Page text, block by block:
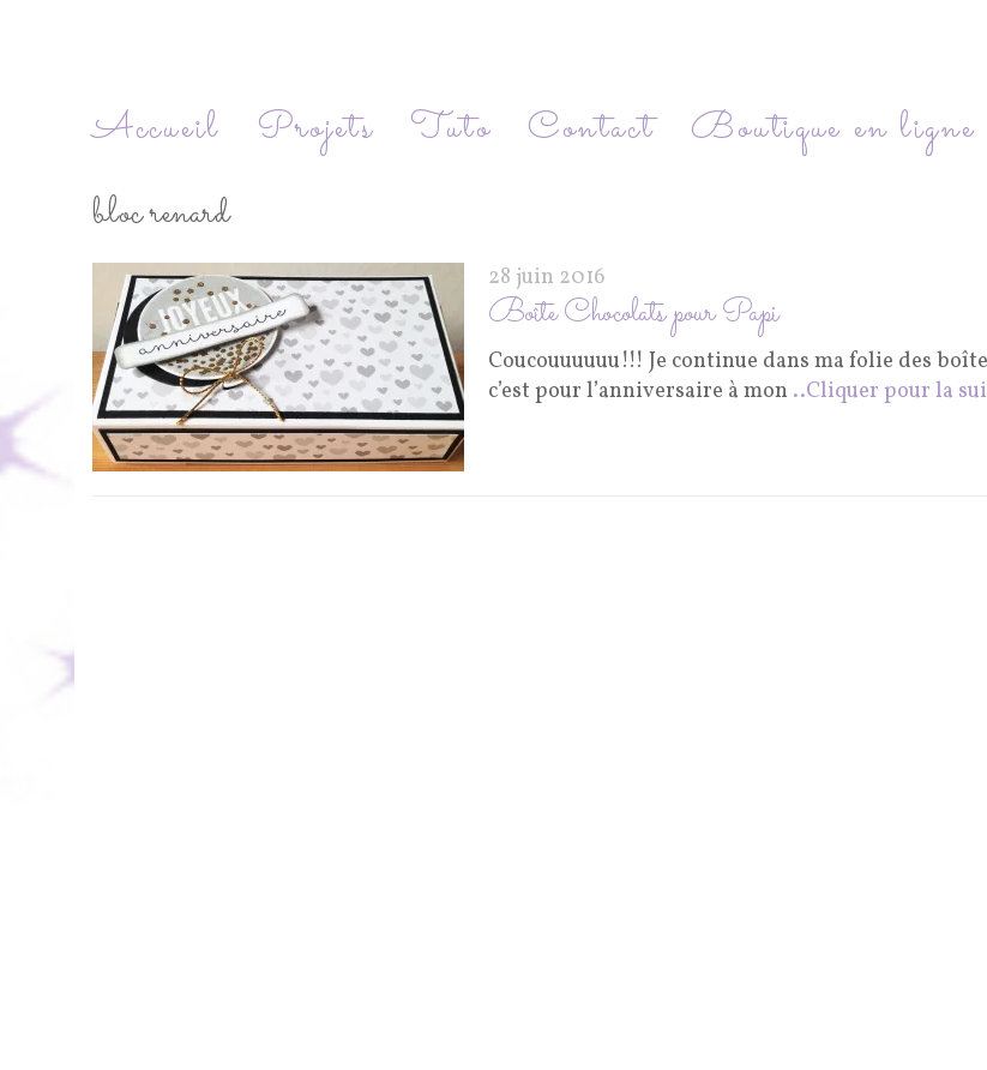
Accueil Projets Tuto Contact Boutique en ligne
bloc renard
28 juin 2016
Boîte Chocolats pour Papi
Coucouuuuuu!!! Je continue dans ma folie des
c’est pour l’anniversaire à mon ..Cliquer pour la